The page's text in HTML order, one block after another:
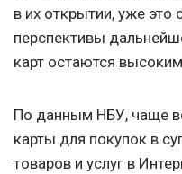
в их открытии, уже это
перспективы
карт остаются
По данным НБУ, чаще
карты для покупок в
товаров и услуг в